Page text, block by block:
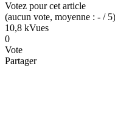
Votez pour cet article
(aucun vote, moyenne : - / 5)
10,8 kVues
0
Vote
Partager